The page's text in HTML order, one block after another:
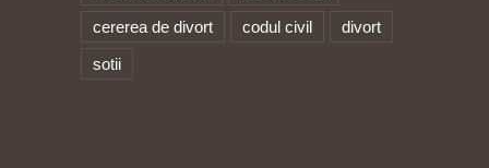
cererea de divort
codul civil
divort
sotii